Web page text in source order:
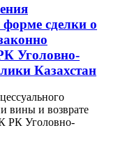
форме сделки о
Уголовно-
Казахстан
вины и возврате
РК Уголовно-